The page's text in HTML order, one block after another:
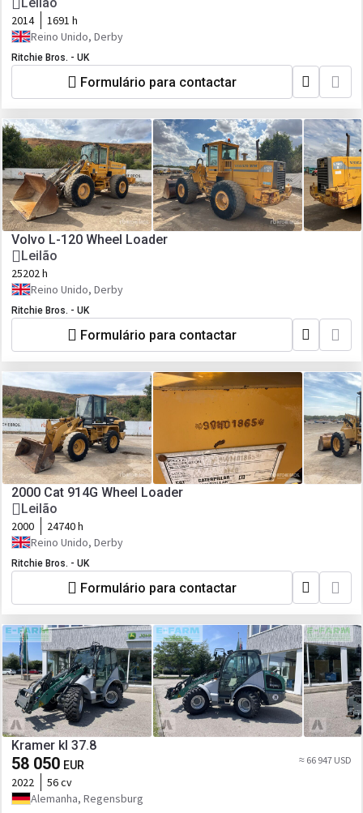
2014
1691 h
Reino Unido, Derby
Ritchie Bros. - UK
Formulário para contactar
Volvo L-120 Wheel Loader
Leilão
25202 h
Reino Unido, Derby
Ritchie Bros. - UK
Formulário para contactar
2000 Cat 914G Wheel Loader
Leilão
2000
24740 h
Reino Unido, Derby
Ritchie Bros. - UK
Formulário para contactar
Kramer kl 37.8
58 050 EUR ≈ 66 947 USD
2022
56 cv
Alemanha, Regensburg